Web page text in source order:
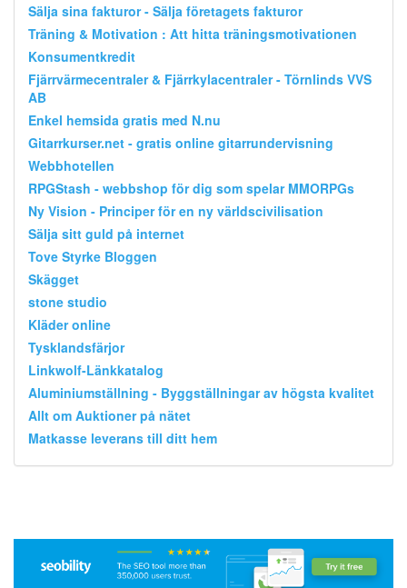
Sälja sina fakturor - Sälja företagets fakturor
Träning & Motivation : Att hitta träningsmotivationen
Konsumentkredit
Fjärrvärmecentraler & Fjärrkylacentraler - Törnlinds VVS
AB
Enkel hemsida gratis med N.nu
Gitarrkurser.net - gratis online gitarrundervisning
Webbhotellen
RPGStash - webbshop för dig som spelar MMORPGs
Ny Vision - Principer för en ny världscivilisation
Sälja sitt guld på internet
Tove Styrke Bloggen
Skägget
stone studio
Kläder online
Tysklandsfärjor
Linkwolf-Länkkatalog
Aluminiumställning - Byggställningar av högsta kvalitet
Allt om Auktioner på nätet
Matkasse leverans till ditt hem